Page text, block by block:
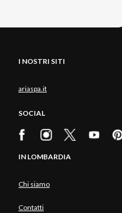
I NOSTRI SITI
ariaspa.it
SOCIAL
IN LOMBARDIA
Chi siamo
Contatti